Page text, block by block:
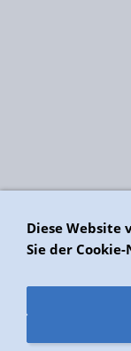
Diese Website
Sie der